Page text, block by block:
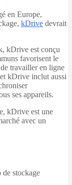
en Europe,
kDrive devrait
kDrive est conçu
favorisent le
travailler en ligne
kDrive inclut aussi
ses appareils.
kDrive est une
avec un
de stockage